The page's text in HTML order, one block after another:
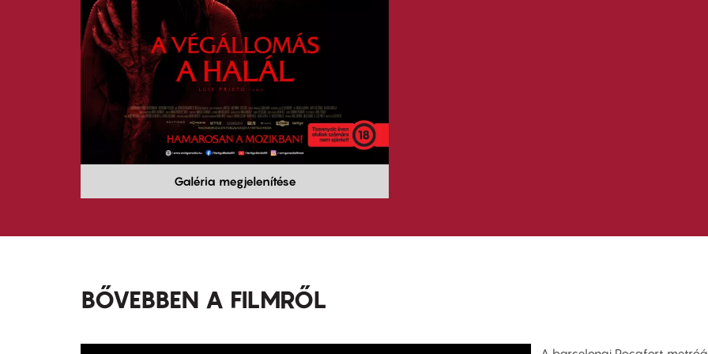
Galéria megjelenítése
BŐVEBBEN A FILMRŐL